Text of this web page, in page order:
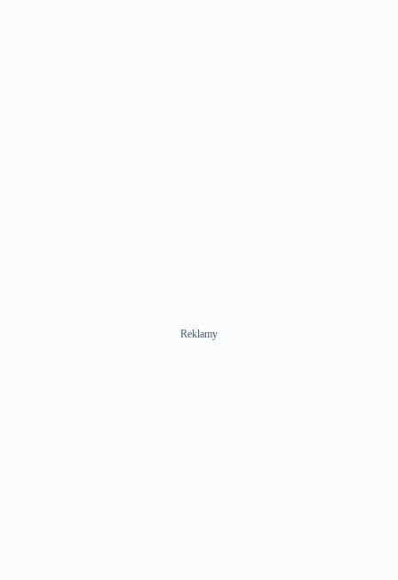
Reklamy